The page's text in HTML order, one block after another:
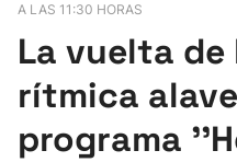
Pelota
Remo
A LAS 11:30 HORAS
La vuelta
rítmica
programa